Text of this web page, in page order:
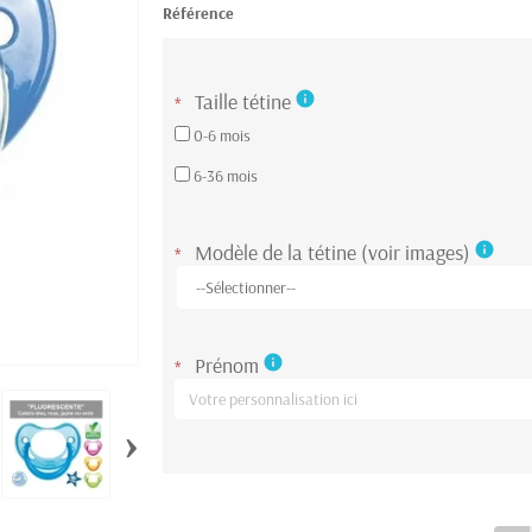
›
Référence
* Taille tétine info
0-6 mois
6-36 mois
* Modèle de la tétine (voir images) info
* Prénom info